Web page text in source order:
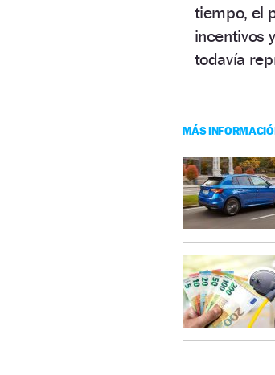
tiempo, el
incentivos
todavía
MÁS